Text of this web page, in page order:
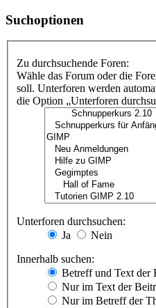
Suchoptionen
Zu durchsuchende Foren:
Wähle das Forum oder die
soll. Unterforen werden
die Option „Unterforen
Unterforen durchsuchen:
Ja
Nein
Innerhalb suchen:
Betreff und Text der
Nur im Text der
Nur im Betreff der